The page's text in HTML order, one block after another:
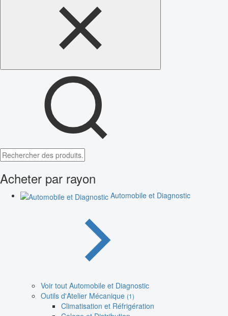
Acheter par rayon
Automobile et Diagnostic
Voir tout Automobile et Diagnostic
Outils d'Atelier Mécanique (1)
Climatisation et Réfrigération